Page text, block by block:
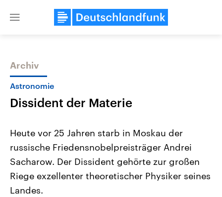
Close
Themen
Landtagswahl Sachsen-Anhalt
2026
Alle Informationen
USA
Aktuelle Beiträge,
Archiv
Astronomie
Dissident der Materie
Heute vor 25 Jahren starb in Moskau der
russische Friedensnobelpreisträger Andrei
Sacharow. Der Dissident gehörte zur großen
Riege exzellenter theoretischer Physiker seines
Landes.